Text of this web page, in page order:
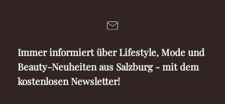
Immer informiert über Lifestyle, Mode und
Beauty-Neuheiten aus Salzburg - mit dem
kostenlosen Newsletter!